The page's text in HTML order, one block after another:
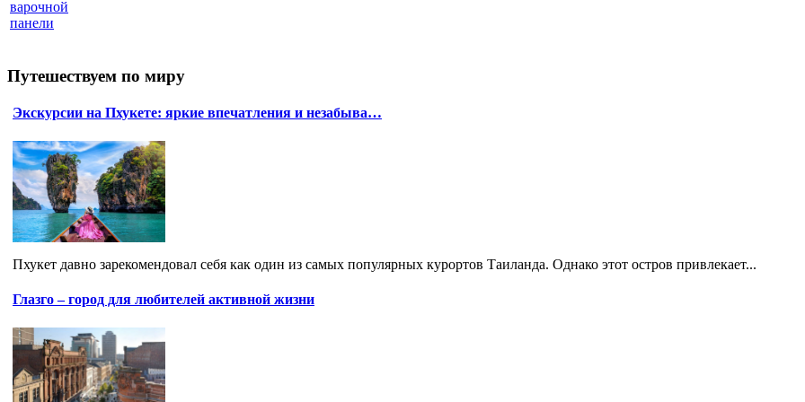
варочной
панели
Путешествуем по миру
Экскурсии на Пхукете: яркие впечатления и незабыва…
Пхукет давно зарекомендовал себя как один из самых популярных курортов Таиланда. Однако этот остров привлекает...
Глазго – город для любителей активной жизни